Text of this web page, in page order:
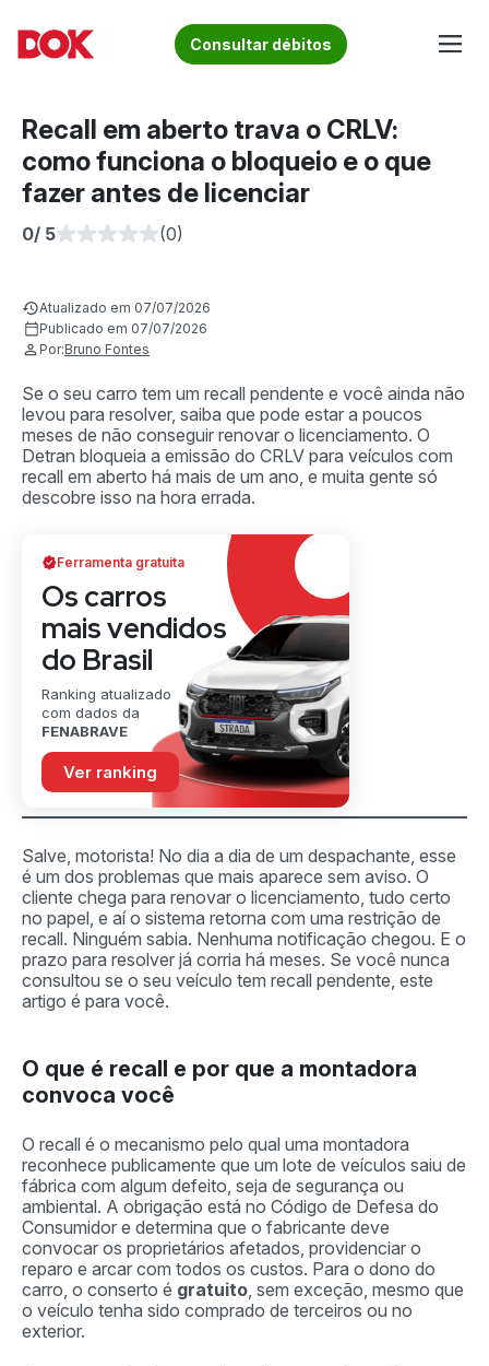
content
Acesse o Blog e conheça todos os nossos artigos | DOK
Fique por dentro de artigos sobre o trânsito brasileiro!
Conheça informações sobre licenciamento, ipva, multas e
Consultar débitos
Recall em aberto trava o CRLV:
como funciona o bloqueio e o que
fazer antes de licenciar
0/ 5 (0)
Atualizado em 07/07/2026
Publicado em 07/07/2026
Por:Bruno Fontes
Se o seu carro tem um recall pendente e você ainda não
levou para resolver, saiba que pode estar a poucos
meses de não conseguir renovar o licenciamento. O
Detran bloqueia a emissão do CRLV para veículos com
recall em aberto há mais de um ano, e muita gente só
descobre isso na hora errada.
Ferramenta gratuita
Os carros
mais vendidos
do Brasil
Ranking atualizado
com dados da
FENABRAVE
Ver ranking
Salve, motorista! No dia a dia de um despachante, esse
é um dos problemas que mais aparece sem aviso. O
cliente chega para renovar o licenciamento, tudo certo
no papel, e aí o sistema retorna com uma restrição de
recall. Ninguém sabia. Nenhuma notificação chegou. E o
prazo para resolver já corria há meses. Se você nunca
consultou se o seu veículo tem recall pendente, este
artigo é para você.
O que é recall e por que a montadora
convoca você
O recall é o mecanismo pelo qual uma montadora
reconhece publicamente que um lote de veículos saiu de
fábrica com algum defeito, seja de segurança ou
ambiental. A obrigação está no Código de Defesa do
Consumidor e determina que o fabricante deve
convocar os proprietários afetados, providenciar o
reparo e arcar com todos os custos. Para o dono do
carro, o conserto é gratuito, sem exceção, mesmo que
o veículo tenha sido comprado de terceiros ou no
exterior.